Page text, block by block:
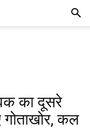
का दूसरे
गोताखोर, कल